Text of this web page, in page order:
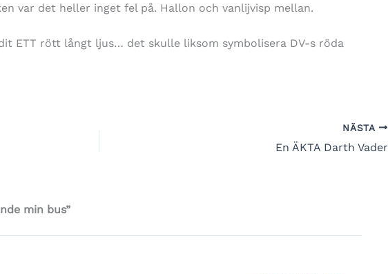
var det heller inget fel på. Hallon och vanlijvisp mellan.
ETT rött långt ljus… det skulle liksom symbolisera DV-s röda
NÄSTA
En ÄKTA Darth Vader
min bus”